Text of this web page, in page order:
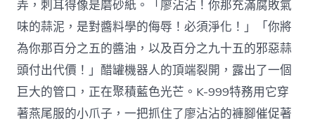
弄，刺耳得像是磨砂紙。「廖沾沾！你那充滿腐敗氣
味的蒜泥，是對醬料學的侮辱！必須淨化！」「你將
為你那百分之五的醬油，以及百分之九十五的邪惡蒜
頭付出代價！」醋罐機器人的頂端裂開，露出了一個
巨大的管口，正在聚積藍色光芒。K-999特務用它穿
著燕尾服的小爪子，一把抓住了廖沾沾的褲腳催促著